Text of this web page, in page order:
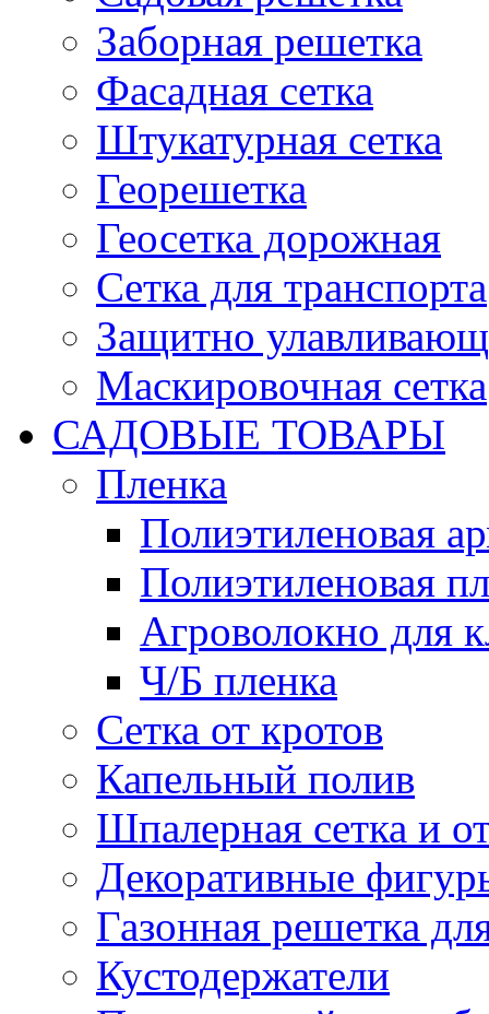
Заборная решетка
Фасадная сетка
Штукатурная сетка
Георешетка
Геосетка дорожная
Сетка для транспорта
Защитно
Маскировочная сетка
САДОВЫЕ ТОВАРЫ
Пленка
Полиэтиленовая
Полиэтиленовая
Агроволокно для
Ч/Б пленка
Сетка от кротов
Капельный полив
Шпалерная сетка и
Декоративные
Газонная решетка
Кустодержатели